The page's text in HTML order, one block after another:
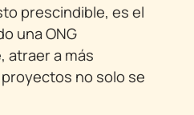
prescindible, es el
una ONG
atraer a más
no solo se